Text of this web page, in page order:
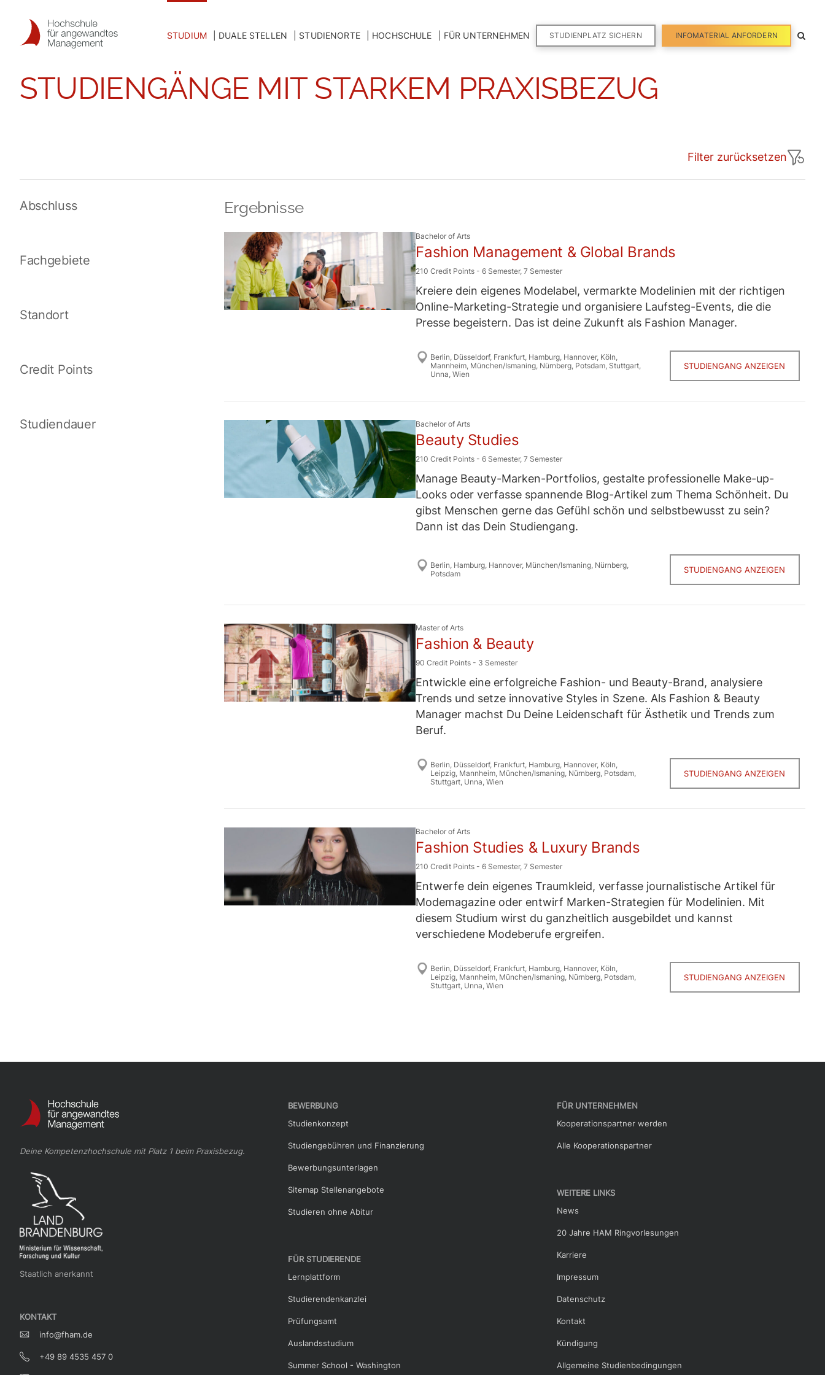
content
STUDIUM DUALE STELLEN STUDIENORTE HOCHSCHULE FÜR UNTERNEHMEN STUDIENPLATZ SICHERN INFOMATERIAL ANFORDERN
STUDIENGÄNGE MIT STARKEM PRAXISBEZUG
Filter zurücksetzen
Abschluss
Fachgebiete
Standort
Credit Points
Studiendauer
Ergebnisse
Bachelor of Arts
Fashion Management & Global Brands
210 Credit Points -6 Semester,7 Semester
Kreiere dein eigenes Modelabel, vermarkte Modelinien mit der richtigen
Online-Marketing-Strategie und organisiere Laufsteg-Events, die die
Presse begeistern. Das ist deine Zukunft als Fashion Manager.
Berlin, Düsseldorf, Frankfurt, Hamburg, Hannover, Köln,
Mannheim, München/Ismaning, Nürnberg, Potsdam, Stuttgart,
Unna,Wien
STUDIENGANG ANZEIGEN
Bachelor of Arts
Beauty Studies
210 Credit Points -6 Semester,7 Semester
Manage Beauty-Marken-Portfolios, gestalte professionelle Make-up-
Looks oder verfasse spannende Blog-Artikel zum Thema Schönheit. Du
gibst Menschen gerne das Gefühl schön und selbstbewusst zu sein?
Dann ist das Dein Studiengang.
Berlin, Hamburg, Hannover, München/Ismaning, Nürnberg,
Potsdam
STUDIENGANG ANZEIGEN
Master of Arts
Fashion & Beauty
90 Credit Points - 3 Semester
Entwickle eine erfolgreiche Fashion- und Beauty-Brand, analysiere
Trends und setze innovative Styles in Szene. Als Fashion & Beauty
Manager machst Du Deine Leidenschaft für Ästhetik und Trends zum
Beruf.
Berlin, Düsseldorf, Frankfurt, Hamburg, Hannover, Köln,
Leipzig, Mannheim, München/Ismaning, Nürnberg, Potsdam,
Stuttgart, Unna,Wien
STUDIENGANG ANZEIGEN
Bachelor of Arts
Fashion Studies & Luxury Brands
210 Credit Points -6 Semester,7 Semester
Entwerfe dein eigenes Traumkleid, verfasse journalistische Artikel für
Modemagazine oder entwirf Marken-Strategien für Modelinien. Mit
diesem Studium wirst du ganzheitlich ausgebildet und kannst
verschiedene Modeberufe ergreifen.
Berlin, Düsseldorf, Frankfurt, Hamburg, Hannover, Köln,
Leipzig, Mannheim, München/Ismaning, Nürnberg, Potsdam,
Stuttgart, Unna,Wien
STUDIENGANG ANZEIGEN
Deine Kompetenzhochschule mit Platz 1 beim Praxisbezug.
Staatlich anerkannt
KONTAKT
info@fham.de
+49 89 4535 457 0
BEWERBUNG
Studienkonzept
Studiengebühren und Finanzierung
Bewerbungsunterlagen
Sitemap Stellenangebote
Studieren ohne Abitur
FÜR STUDIERENDE
Lernplattform
Studierendenkanzlei
Prüfungsamt
Auslandsstudium
Summer School - Washington
FÜR UNTERNEHMEN
Kooperationspartner werden
Alle Kooperationspartner
WEITERE LINKS
News
20 Jahre HAM Ringvorlesungen
Karriere
Impressum
Datenschutz
Kontakt
Kündigung
Allgemeine Studienbedingungen